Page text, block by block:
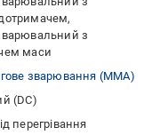
з
маси
зварювання (ММА)
(DC)
перегрівання